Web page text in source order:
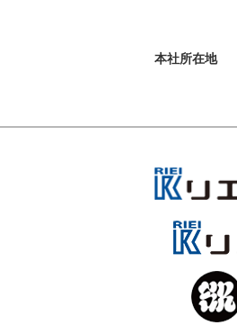
本社所在地